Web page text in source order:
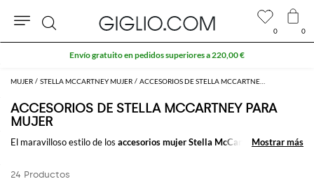
MUJER STELLA MCCARTNEY MUJER
ACCESORIOS DE STELLA MCCARTNEY PARA
MUJER
El maravilloso estilo de los accesorios mujer Stella McCartneymarca la
y crea cientos de looks combinandolos juntos.
Mostrar más
Mostrar más
24 Productos
0 0
Buscar
Envío gratuito en pedidos superiores a 220,00 €